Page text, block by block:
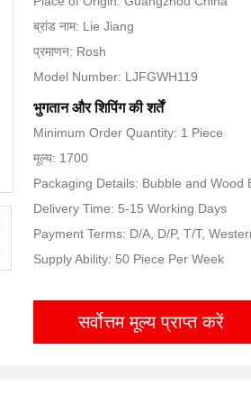
ब्रांड नाम: Lie Jiang
प्रमाणन: Rosh
Model Number: LJFGWH119
भुगतान और शिपिंग की शर्तें
Minimum Order Quantity: 1 Piece
मूल्य: 1700
Packaging Details: Bubble and Wood
Delivery Time: 5-15 Working Days
Payment Terms: D/A, D/P, T/T,
Supply Ability: 50 Piece Per Week
सर्वोत्तम मूल्य प्राप्त करें